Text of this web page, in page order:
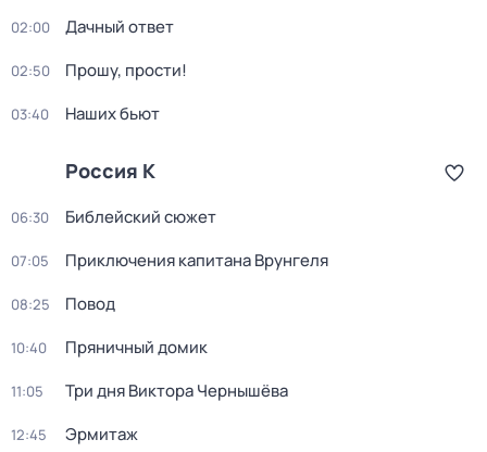
02:00 Дачный ответ
02:50 Прошу, прости!
03:40 Наших бьют
Россия К
06:30 Библейский сюжет
07:05 Приключения капитана Врунгеля
08:25 Повод
10:40 Пряничный домик
11:05 Три дня Виктора Чернышёва
12:45 Эрмитаж